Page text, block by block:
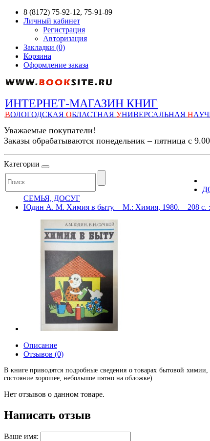
8 (8172) 75-92-12, 75-91-89
Личный кабинет
Регистрация
Авторизация
Закладки (0)
Корзина
Оформление заказа
ИНТЕРНЕТ-МАГАЗИН КНИГ
ВОЛОГОДСКАЯ ОБЛАСТНАЯ УНИВЕРСАЛЬНАЯ Н
Уважаемые покупатели!
Заказы обрабатываются понедельник – пятница с
Категории
СЕМЬЯ, ДОСУГ
Юдин А. М. Химия в быту. – М.: Химия, 1980. – 208 с.
Описание
Отзывов (0)
В книге приводятся подробные сведения о товарах бытовой
состояние хорошее, небольшое пятно на обложке).
Нет отзывов о данном товаре.
Написать отзыв
Ваше имя: